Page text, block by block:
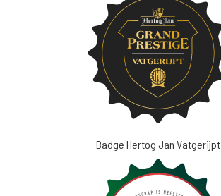
Badge Hertog Jan Vatgerijpt